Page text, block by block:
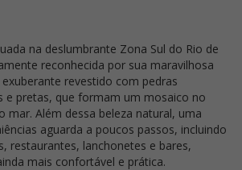
na deslumbrante Zona Sul do Rio de
reconhecida por sua maravilhosa
revestido com pedras
e pretas, que formam um mosaico no
mar. Além dessa beleza natural, uma
aguarda a poucos passos, incluindo
restaurantes, lanchonetes e bares,
mais confortável e prática.